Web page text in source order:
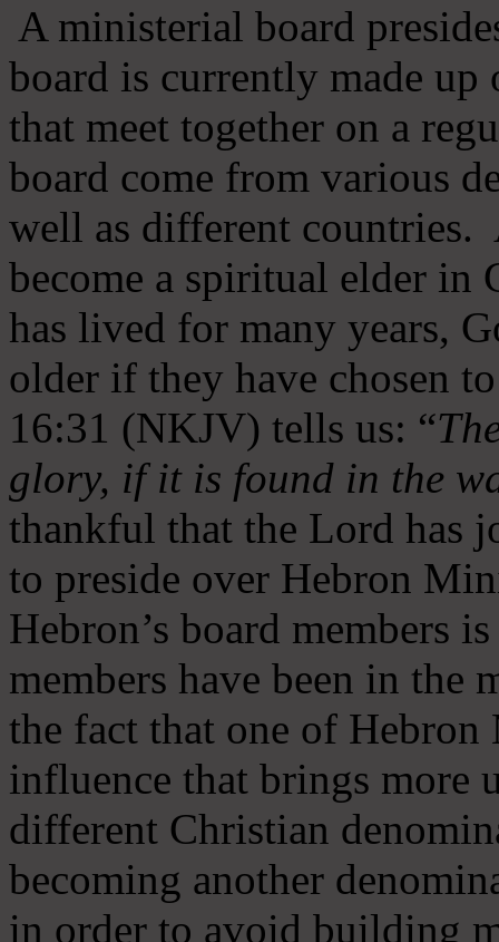
A ministerial board
board is currently made
that meet together on a
board come from various
well as different countries.
become a spiritual elder in
has lived for many years,
older if they have chosen
16:31 (NKJV) tells us: “
glory, if it is found in the
thankful that the Lord has
to preside over Hebron
Hebron’s board members
members have been in
the fact that one of
influence that brings more
different Christian
becoming another
in order to avoid building